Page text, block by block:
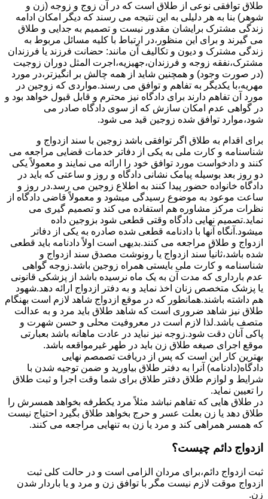
طلاق توافقی نوعی از طلاق است که در آن زوج و زوجه (زن و
شوهر) بنا به هر دلیلی به این نتیجه می رسند که دیگر امکان ادامه
زندگی مشترک برایشان مقدور نیست و تصمیم به جدایی و طلاق
می گیرند و برای این منظور،در ارتباط با کلیه مسائل مربوط به
زندگی مشترک و دیون و تکالیف آن مانند: حضانت فرزند یا فرزندان
مشترک،نفقه زوجه و فرزندان،جهیزیه،اجرت المثل دوران زوجیت
(در صورت وجود) و همچنین شاید از همه چالش بر انگیزتر،در مورد
مهریه،با یکدیگر به تفاهم و توافق می رسند.مواردی که زوجین در
مورد آن تفاهم دارند برای دادگاه نیز محترم و قابل قبول خواهد بود و
در گواهی عدم امکان سازش که از سوی دادگاه صادر می
شود،موارد توافق شده زوجین قید می شود.
برای اقدام به طلاق اگر توافقی باشد زوجین با سند ازدواج و
شناسنامه و کارت ملی به یکی از دفاتر خدمات قضایی مراجعه می
کنند و دادخواست مورد توافق خود را ارائه می نمایند و معمولاً یکی
دو روز بعد بوسیله پیامک نشانی دادگاه و روز و ساعتی که باید در
دادگاه خانواده حضور پیدا کنند به اطلاع زوجین می رسد.در روز و
ساعت موعود به موضوع رسیدگی میشود و معمولاً قاضی دادگاه از
نظرات مرکز مشاوره هم استفاده می کند و تصمیم گیری می
نماید.تصمیم نهایی دادگاه وقتی قطعی شود بزوجین داده
میشود.آنگاه آنها با دادنامه قطعی شده صادره به یکی از دفاتر
ازدواج و طلاق مراجعه می کنند.بدیهی است اولاً دادنامه باید قطعی
شده باشد،ثانیاً سند ازدواج یا رونوشت مصدق سند ازدواج و
شناسنامه و کارت ملی بایستی همراه زوجین باشد.زوجه گواهی
عدم بارداری که مدت آن به یک ماه نرسیده باشد از پزشکی قانونی
یا پزشک متخصص زنان اخذ نماید و به دفتر ازدواج ارائه دهد.شهود
هم داشته باشند.همانطور که در موقع ازدواج شاهد لازم است بهنگام
طلاق نیز شاهد ضروری است که شاهد طلاق باید مرد و به عدالت
متصف باشد.لذا لازم است در معروفیت محلی و حسن شهرت و
پاکی آنان دقت شود.زوجه نیز نباید در عادت ماهانه باشد بعبارتی
موقع اجرای صیغه طلاق زن باید در طهر غیرمواقعه باشد.
بهترین کار این است که پس از دریافت تصمصم نهایی
دادگاه(دادنامه) آنرا به دفتر طلاق بیاورید و ضمن توجیه شدن با
شرایط و لوازم طلاق دفتر طلاق برای شما وقت اجرا و ثبت طلاق
را تعیین نماید.
در طلاق هایی که تفاهم نباشد مثلاً مرد یکطرفه بخواهد همسرش را
طلاق دهد یا زن بعلت عسر و حرج بخواهد طلاق بگیرد احتیاج نیست
که همسر همراهی کند و مرد یا زن به تنهایی مراجعه می کنند.
ازدواج دائم چیست؟
ثبت ازدواج دائم،برای مردان الزامی است و در حالت کلی ثبت
ازدواج موقت لازم نیست مگر با توافق زن و مرد و یا باردار شدن
زن.